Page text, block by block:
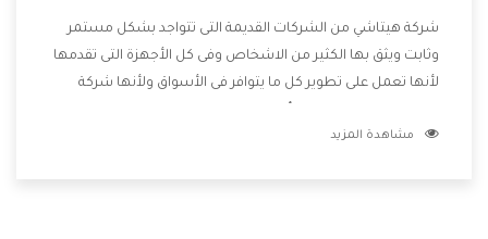
شركة هيتاشي من الشركات القديمة التى تتواجد بشكل مستمر
وثابت ويثق بها الكثير من الاشخاص وفى كل الأجهزة التى تقدمها
لأنها تعمل على تطوير كل ما يتوافر فى الأسواق ولأنها شركة
وتقدم للعملاء أقوى العروض والخصومات التى تسهل على
مشاهدة المزيد